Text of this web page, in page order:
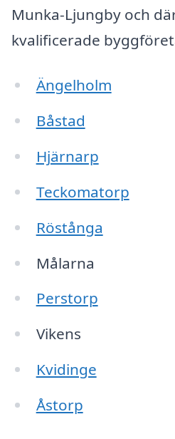
Munka-Ljungby och
kvalificerade
Ängelholm
Båstad
Hjärnarp
Teckomatorp
Röstånga
Målarna
Perstorp
Vikens
Kvidinge
Åstorp